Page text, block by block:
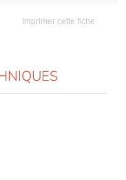
Imprimer cette fiche